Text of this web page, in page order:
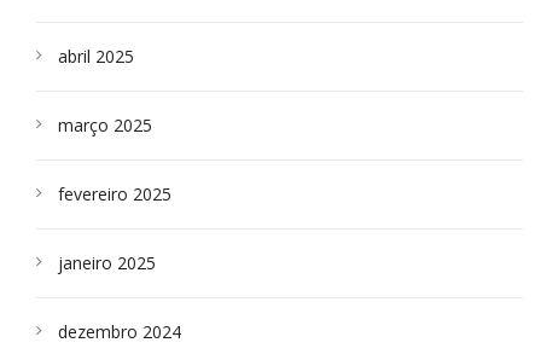
abril 2025
março 2025
fevereiro 2025
janeiro 2025
dezembro 2024